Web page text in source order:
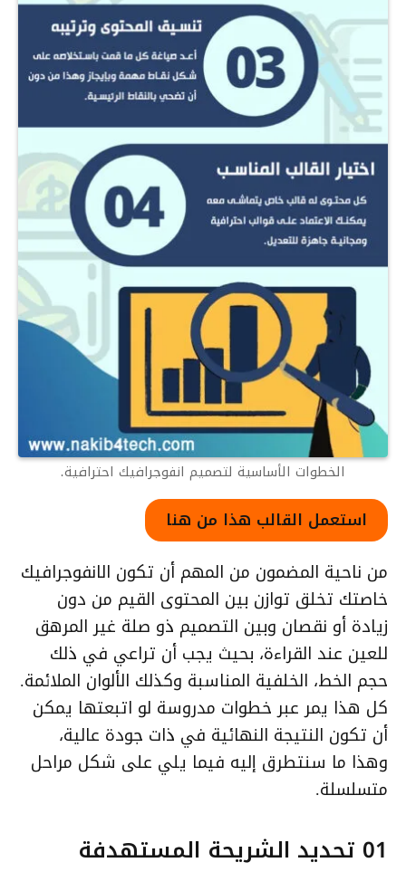
الخطوات الأساسية لتصميم انفوجرافيك احترافية.
استعمل القالب هذا من هنا
من ناحية المضمون من المهم أن تكون الانفوجرافيك
خاصتك تخلق توازن بين المحتوى القيم من دون
زيادة أو نقصان وبين التصميم ذو صلة غير المرهق
للعين عند القراءة، بحيث يجب أن تراعي في ذلك
حجم الخط، الخلفية المناسبة وكذلك الألوان الملائمة.
كل هذا يمر عبر خطوات مدروسة لو اتبعتها يمكن
أن تكون النتيجة النهائية في ذات جودة عالية،
وهذا ما سنتطرق إليه فيما يلي على شكل مراحل
متسلسلة.
01 تحديد الشريحة المستهدفة